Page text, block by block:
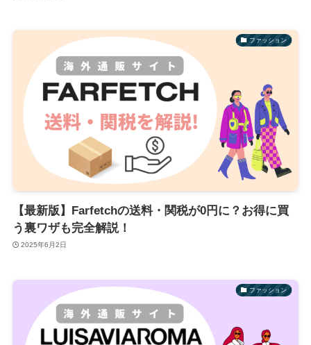
ファッション
【最新版】Farfetchの送料・関税が0円に？お得に買
う裏ワザも完全解説！
2025年6月2日
ファッション